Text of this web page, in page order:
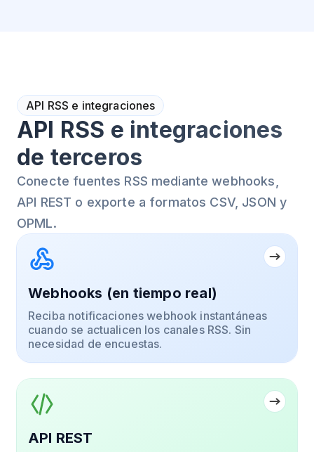
API RSS e integraciones
API RSS e integraciones
de terceros
Conecte fuentes RSS mediante webhooks,
API REST o exporte a formatos CSV, JSON y
OPML.
Webhooks (en tiempo real)
Reciba notificaciones webhook instantáneas
cuando se actualicen los canales RSS. Sin
necesidad de encuestas.
API REST